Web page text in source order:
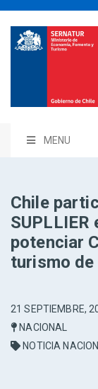
MENU
Chile
SUPLLIER
potenciar
turismo de
21 SEPTIEMBRE,
NACIONAL
NOTICIA